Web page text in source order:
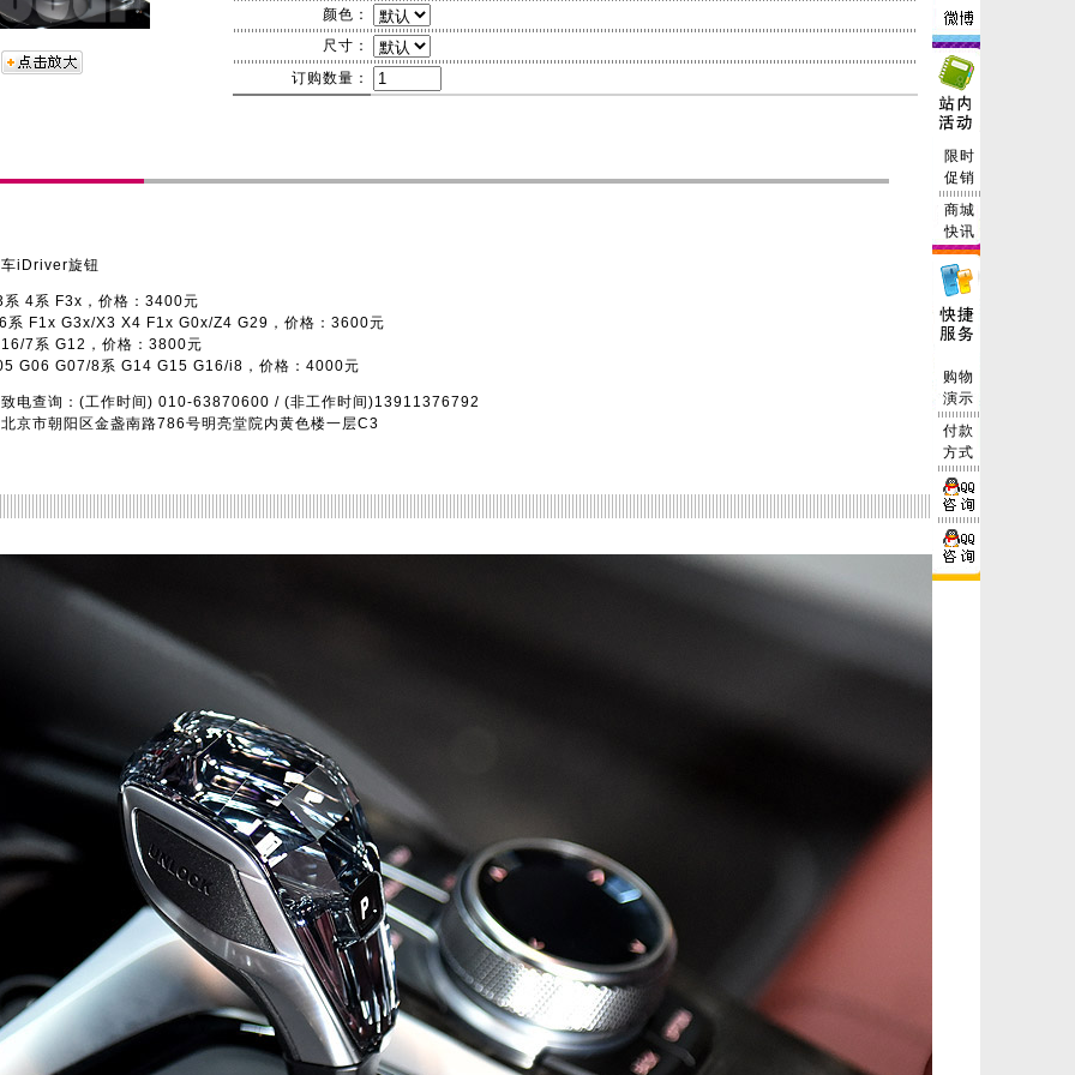
颜色：
尺寸：
订购数量：
iDriver旋钮
系 F3x，价格：3400元
G3x/X3 X4 F1x G0x/Z4 G29，价格：3600元
系 G12，价格：3800元
G07/8系 G14 G15 G16/i8，价格：4000元
查询：(工作时间) 010-63870600 / (非工作时间)13911376792
市朝阳区金盏南路786号明亮堂院内黄色楼一层C3
限时
促销
商城
快讯
购物
演示
付款
方式